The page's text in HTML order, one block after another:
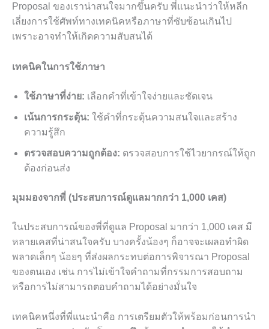
Proposal ของเราน่าสนใจมากขึ้นครับ พี่แนะนำว่าให้หลีก
เลี่ยงการใช้ศัพท์ทางเทคนิคหรือภาษาที่ซับซ้อนเกินไป
เพราะอาจทำให้เกิดความสับสนได้
เทคนิคในการใช้ภาษา
ใช้ภาษาที่ง่าย: เลือกคำที่เข้าใจง่ายและชัดเจน
เน้นการกระตุ้น: ใช้คำที่กระตุ้นความสนใจและสร้าง
ความรู้สึก
ตรวจสอบความถูกต้อง: ตรวจสอบการใช้ไวยากรณ์ให้ถูก
ต้องก่อนส่ง
มุมมองจากพี่ (ประสบการณ์ดูแลมากกว่า 1,000 เคส)
ในประสบการณ์ของพี่ที่ดูแล Proposal มากว่า 1,000 เคส มี
หลายเคสที่น่าสนใจครับ บางครั้งน้องๆ ก็อาจจะเผลอทำผิด
พลาดเล็กๆ น้อยๆ ที่ส่งผลกระทบต่อการพิจารณา Proposal
ของตนเอง เช่น การไม่เข้าใจคำถามที่กรรมการสอบถาม
หรือการไม่สามารถตอบคำถามได้อย่างมั่นใจ
เทคนิคหนึ่งที่พี่แนะนำคือ การเตรียมตัวให้พร้อมก่อนการนำ